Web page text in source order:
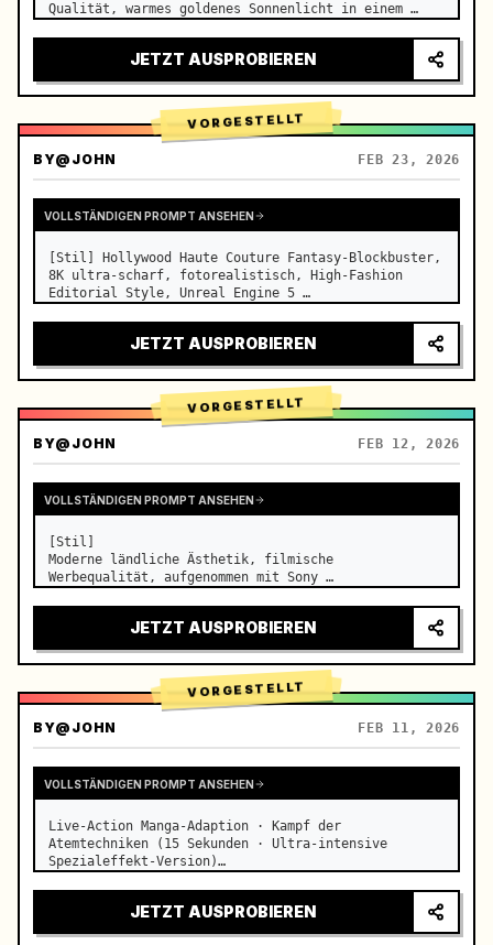
Qualität, warmes goldenes Sonnenlicht in einem
Schreibtische fällt…JETZT AUSPROBIEREN
VORGESTELLT
BY@JOHN FEB 23, 2026
VOLLSTÄNDIGEN PROMPT ANSEHEN
[Stil] Hollywood Haute Couture Fantasy-Blockbuster,
8K ultra-scharf, fotorealistisch, High-Fashion
Editorial Style, Unreal Engine 5
Salar de Uyuni (Sky Mirror) Sa…
JETZT AUSPROBIEREN
VORGESTELLT
BY@JOHN FEB 12, 2026
VOLLSTÄNDIGEN PROMPT ANSEHEN
[Stil]
Moderne ländliche Ästhetik, filmische
Werbequalität, aufgenommen mit Sony
ASMR, kein historisches Kostümdrama-Gefühl.
[Szene]
Eine gepflegte, moderne offe…
JETZT AUSPROBIEREN
VORGESTELLT
BY@JOHN FEB 11, 2026
VOLLSTÄNDIGEN PROMPT ANSEHEN
Live-Action Manga-Adaption · Kampf der
Atemtechniken (15 Sekunden · Ultra-intensive
Spezialeffekt-Version)
Donneratmung (Goldener Blitz), Live-Action-Duell in
extremer Geschwindigkeit. …
JETZT AUSPROBIEREN